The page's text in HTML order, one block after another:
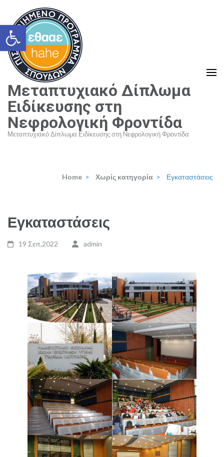
Ανοίξτε τη γραμμή εργαλείων
content
(Press
Enter)
Μεταπτυχιακό Δίπλωμα
Ειδίκευσης στη
Νεφρολογική Φροντίδα
Μεταπτυχιακό Δίπλωμα Ειδίκευσης στη Νεφρολογική Φροντίδα
Home > Χωρίς κατηγορία > Εγκαταστάσεις
Εγκαταστάσεις
19 Σεπ,2022 admin